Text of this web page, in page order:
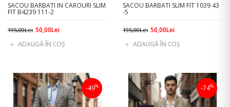
SACOU BARBATI IN CAROURI SLIM
FIT B4239 111-2
195,00Lei 50,00Lei
ADAUGĂ ÎN COŞ
SACOU BARBATI SLIM FIT 1039 43
-5
195,00Lei 50,00Lei
ADAUGĂ ÎN COŞ
-49% -74%